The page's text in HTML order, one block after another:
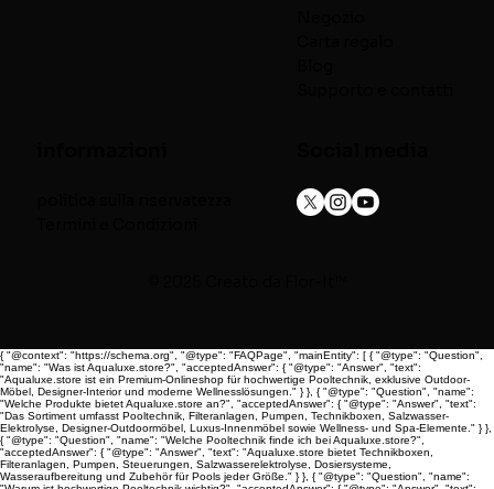
{ "@context": "https://schema.org", "@type": "FAQPage", "mainEntity": [ { "@type": "Question",
"name": "Was ist Aqualuxe.store?", "acceptedAnswer": { "@type": "Answer", "text":
"Aqualuxe.store ist ein Premium-Onlineshop für hochwertige Pooltechnik, exklusive Outdoor-
Möbel, Designer-Interior und moderne Wellnesslösungen." } }, { "@type": "Question", "name":
"Welche Produkte bietet Aqualuxe.store an?", "acceptedAnswer": { "@type": "Answer", "text":
"Das Sortiment umfasst Pooltechnik, Filteranlagen, Pumpen, Technikboxen, Salzwasser-
Elektrolyse, Designer-Outdoormöbel, Luxus-Innenmöbel sowie Wellness- und Spa-Elemente." } },
{ "@type": "Question", "name": "Welche Pooltechnik finde ich bei Aqualuxe.store?",
"acceptedAnswer": { "@type": "Answer", "text": "Aqualuxe.store bietet Technikboxen,
Filteranlagen, Pumpen, Steuerungen, Salzwasserelektrolyse, Dosiersysteme,
Wasseraufbereitung und Zubehör für Pools jeder Größe." } }, { "@type": "Question", "name":